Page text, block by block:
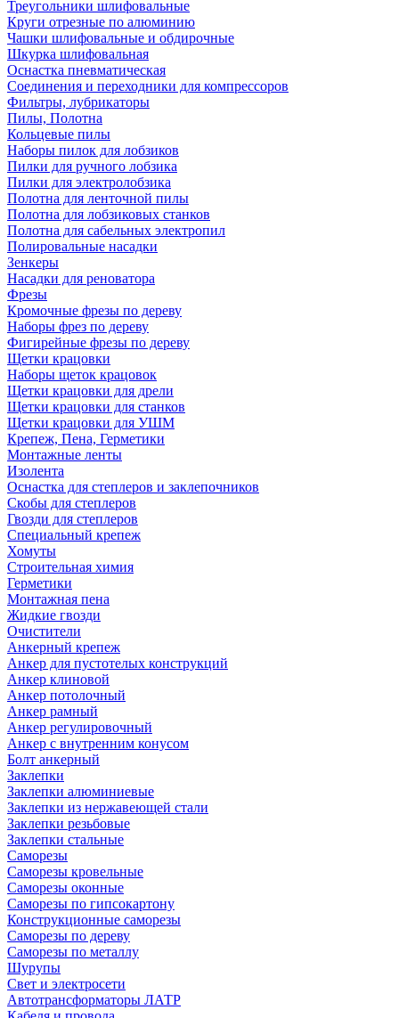
Треугольники шлифовальные
Круги отрезные по алюминию
Чашки шлифовальные и обдирочные
Шкурка шлифовальная
Оснастка пневматическая
Соединения и переходники для компрессоров
Фильтры, лубрикаторы
Пилы, Полотна
Кольцевые пилы
Наборы пилок для лобзиков
Пилки для ручного лобзика
Пилки для электролобзика
Полотна для ленточной пилы
Полотна для лобзиковых станков
Полотна для сабельных электропил
Полировальные насадки
Зенкеры
Насадки для реноватора
Фрезы
Кромочные фрезы по дереву
Наборы фрез по дереву
Фигирейные фрезы по дереву
Щетки крацовки
Наборы щеток крацовок
Щетки крацовки для дрели
Щетки крацовки для станков
Щетки крацовки для УШМ
Крепеж, Пена, Герметики
Монтажные ленты
Изолента
Оснастка для степлеров и заклепочников
Скобы для степлеров
Гвозди для степлеров
Специальный крепеж
Хомуты
Строительная химия
Герметики
Монтажная пена
Жидкие гвозди
Очистители
Анкерный крепеж
Анкер для пустотелых конструкций
Анкер клиновой
Анкер потолочный
Анкер рамный
Анкер регулировочный
Анкер с внутренним конусом
Болт анкерный
Заклепки
Заклепки алюминиевые
Заклепки из нержавеющей стали
Заклепки резьбовые
Заклепки стальные
Саморезы
Саморезы кровельные
Саморезы оконные
Саморезы по гипсокартону
Конструкционные саморезы
Саморезы по дереву
Саморезы по металлу
Шурупы
Свет и электросети
Автотрансформаторы ЛАТР